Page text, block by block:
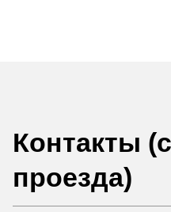
Контакты
проезда)